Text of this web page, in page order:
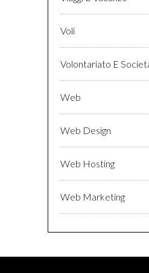
Voli
Volontariato E
Web
Web Design
Web Hosting
Web Marketing